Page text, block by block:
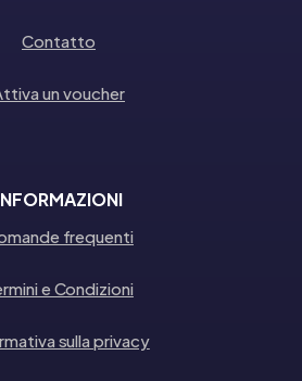
Contatto
un voucher
frequenti
e Condizioni
sulla privacy